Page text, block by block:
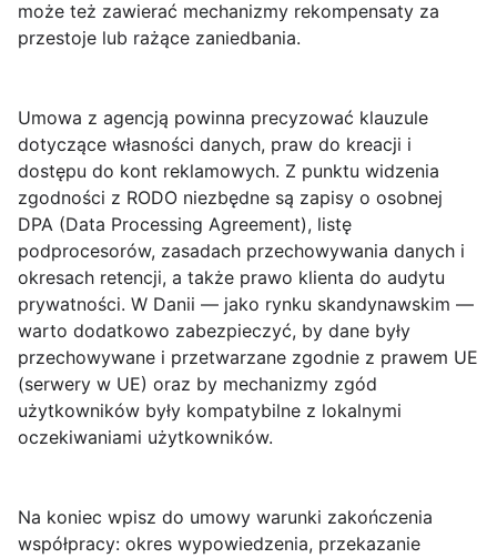
może też zawierać mechanizmy rekompensaty za
przestoje lub rażące zaniedbania.
Umowa z agencją powinna precyzować klauzule
dotyczące własności danych, praw do kreacji i
dostępu do kont reklamowych. Z punktu widzenia
zgodności z RODO niezbędne są zapisy o osobnej
DPA (Data Processing Agreement), listę
podprocesorów, zasadach przechowywania danych i
okresach retencji, a także prawo klienta do audytu
prywatności. W Danii — jako rynku skandynawskim —
warto dodatkowo zabezpieczyć, by dane były
przechowywane i przetwarzane zgodnie z prawem UE
(serwery w UE) oraz by mechanizmy zgód
użytkowników były kompatybilne z lokalnymi
oczekiwaniami użytkowników.
Na koniec wpisz do umowy warunki zakończenia
współpracy: okres wypowiedzenia, przekazanie